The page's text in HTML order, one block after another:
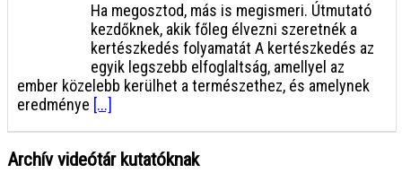
Ha megosztod, más is megismeri. Útmutató
kezdőknek, akik főleg élvezni szeretnék a
kertészkedés folyamatát A kertészkedés az
egyik legszebb elfoglaltság, amellyel az
ember közelebb kerülhet a természethez, és amelynek
eredménye [...]
Archív videótár kutatóknak